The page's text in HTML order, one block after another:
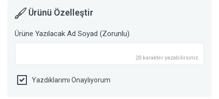
Ürünü Özelleştir
Ürüne Yazılacak Ad Soyad (Zorunlu)
20 karakter yazabilirsiniz.
Yazdıklarımı Onaylıyorum